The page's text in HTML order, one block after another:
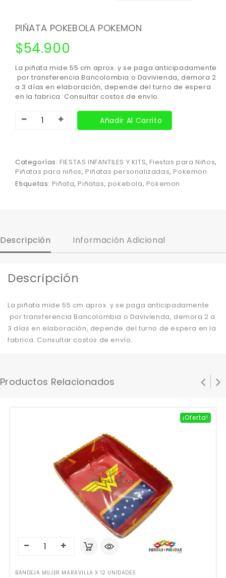
PIÑATA POKEBOLA POKEMON
$54.900
La piñata mide 55 cm aprox. y se paga anticipadamente
por transferencia Bancolombia o Davivienda, demora 2
a 3 días en elaboración, depende del turno de espera
en la fabrica. Consultar costos de envío.
Añadir Al Carrito
Categorías: FIESTAS INFANTILES Y KITS, Fiestas para Niños,
Piñatas para niños, Piñatas personalizadas, Pokemon
Etiquetas: Piñata, Piñatas, pokebola, Pokemon
Descripción Información Adicional
Descripción
La piñata mide 55 cm aprox. y se paga anticipadamente
por transferencia Bancolombia o Davivienda, demora 2 a
3 días en elaboración, depende del turno de espera en la
fabrica. Consultar costos de envío.
Productos Relacionados
¡Oferta!
BANDEJA MUJER MARAVILLA X 12 UNIDADES